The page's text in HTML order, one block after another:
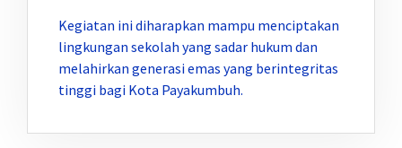
Kegiatan ini diharapkan mampu menciptakan
lingkungan sekolah yang sadar hukum dan
melahirkan generasi emas yang berintegritas
tinggi bagi Kota Payakumbuh.